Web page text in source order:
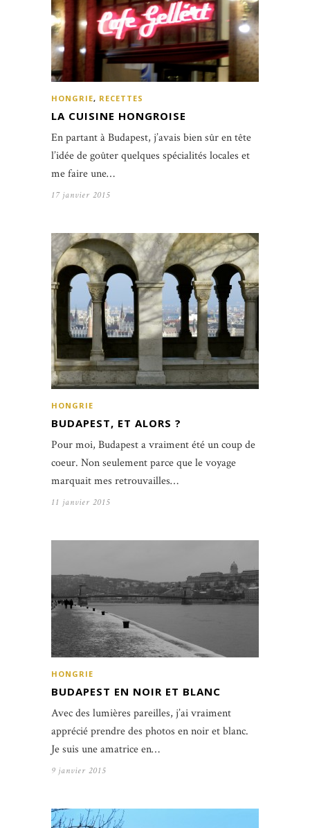
HONGRIE, RECETTES
LA CUISINE HONGROISE
En partant à Budapest, j’avais bien sûr en tête
l’idée de goûter quelques spécialités locales et
me faire une…
17 janvier 2015
HONGRIE
BUDAPEST, ET ALORS ?
Pour moi, Budapest a vraiment été un coup de
coeur. Non seulement parce que le voyage
marquait mes retrouvailles…
11 janvier 2015
HONGRIE
BUDAPEST EN NOIR ET BLANC
Avec des lumières pareilles, j’ai vraiment
apprécié prendre des photos en noir et blanc.
Je suis une amatrice en…
9 janvier 2015